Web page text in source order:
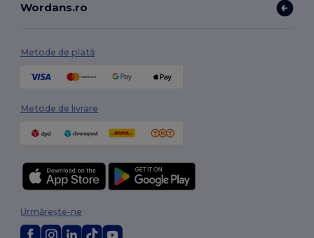
Wordans.ro
Metode de plată
Metode de livrare
Urmărește-ne